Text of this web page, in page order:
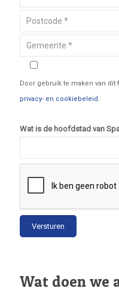
Door gebruik te maken van
privacy- en cookiebeleid.
Wat is de hoofdstad van
Wat doen we